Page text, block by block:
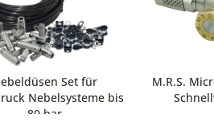
Set für
Nebelsysteme bis
80 bar
M.R.S.